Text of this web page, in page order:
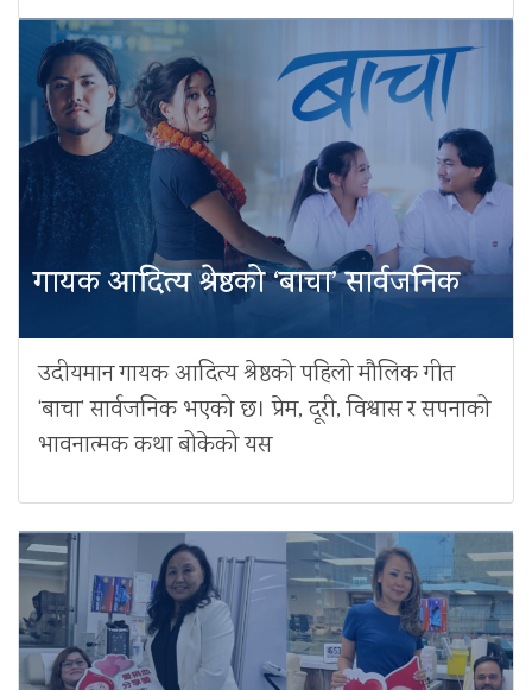
गायक आदित्य श्रेष्ठको ‘बाचा’ सार्वजनिक
उदीयमान गायक आदित्य श्रेष्ठको पहिलो मौलिक गीत
‘बाचा’ सार्वजनिक भएको छ। प्रेम, दूरी, विश्वास र सपनाको
भावनात्मक कथा बोकेको यस